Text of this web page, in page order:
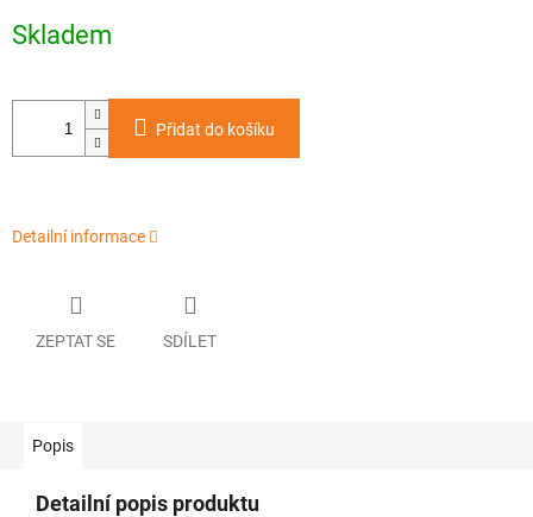
cena:
Skladem
Přidat do košíku
Detailní informace
ZEPTAT SE SDÍLET
Popis
Detailní popis produktu